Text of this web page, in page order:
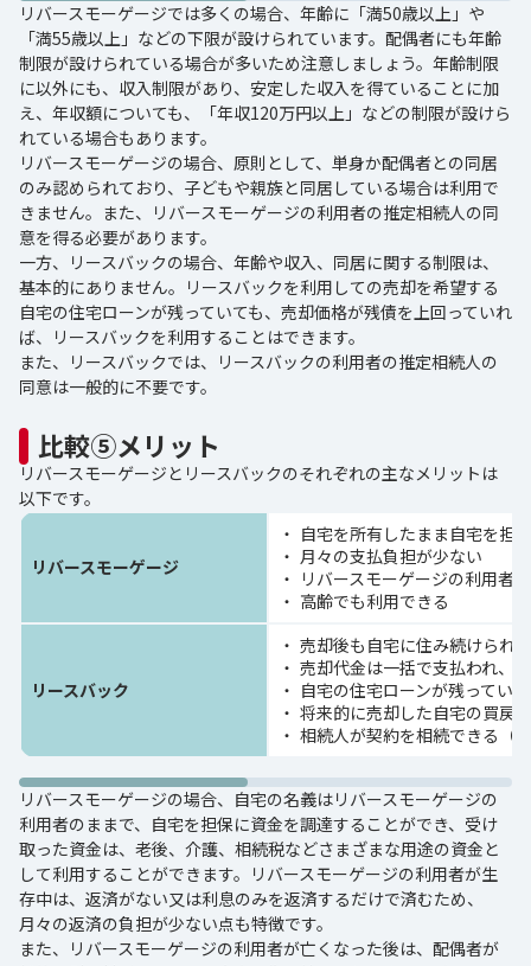
リバースモーゲージでは多くの場合、年齢に「満50歳以上」や
「満55歳以上」などの下限が設けられています。配偶者にも年齢
制限が設けられている場合が多いため注意しましょう。年齢制限
に以外にも、収入制限があり、安定した収入を得ていることに加
え、年収額についても、「年収120万円以上」などの制限が設けら
れている場合もあります。
リバースモーゲージの場合、原則として、単身か配偶者との同居
のみ認められており、子どもや親族と同居している場合は利用で
きません。また、リバースモーゲージの利用者の推定相続人の同
意を得る必要があります。
一方、リースバックの場合、年齢や収入、同居に関する制限は、
基本的にありません。リースバックを利用しての売却を希望する
自宅の住宅ローンが残っていても、売却価格が残債を上回っていれ
ば、リースバックを利用することはできます。
また、リースバックでは、リースバックの利用者の推定相続人の
同意は一般的に不要です。
比較⑤メリット
リバースモーゲージとリースバックのそれぞれの主なメリットは
以下です。
リバースモーゲージ
自宅を所有したまま自宅を担
月々の支払負担が少ない
リバースモーゲージの利用者
高齢でも利用できる
リースバック
売却後も自宅に住み続けられる
売却代金は一括で支払われ、
自宅の住宅ローンが残ってい
将来的に売却した自宅の買戻
相続人が契約を相続できる（
リバースモーゲージの場合、自宅の名義はリバースモーゲージの
利用者のままで、自宅を担保に資金を調達することができ、受け
取った資金は、老後、介護、相続税などさまざまな用途の資金と
して利用することができます。リバースモーゲージの利用者が生
存中は、返済がない又は利息のみを返済するだけで済むため、
月々の返済の負担が少ない点も特徴です。
また、リバースモーゲージの利用者が亡くなった後は、配偶者が